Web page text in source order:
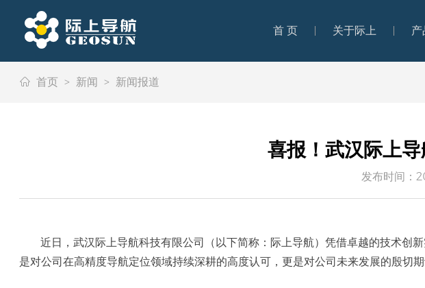
首 页 关于际上 产
首页 > 新闻 > 新闻报道
喜报！武汉际上
发布时间：
近日，武汉际上导航科技有限公司（以下简称：际上导航）凭借卓越的技术创
是对公司在高精度导航定位领域持续深耕的高度认可，更是对公司未来发展的殷切期